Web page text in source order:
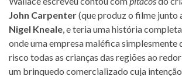
John Carpenter(que produz o filme junto
Nigel Kneale, e teria uma história
onde uma empresa maléfica simplesmente
risco todas as crianças das regiões ao
um brinquedo comercializado cuja